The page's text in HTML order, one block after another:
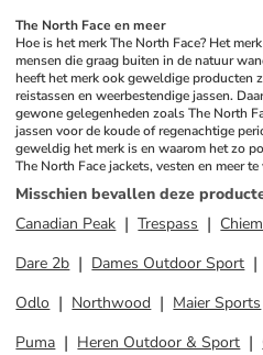
The North Face en meer
Hoe is het merk The North Face? Het
mensen die graag buiten in de natuur
heeft het merk ook geweldige producten
reistassen en weerbestendige jassen.
gewone gelegenheden zoals The North
jassen voor de koude of regenachtige
geweldig het merk is en waarom het zo
The North Face jackets, vesten en meer
Misschien bevallen deze
Canadian Peak
Trespass
Dare 2b
Dames Outdoor Sport
Odlo
Northwood Maier Sports
Puma
Heren Outdoor & Sport